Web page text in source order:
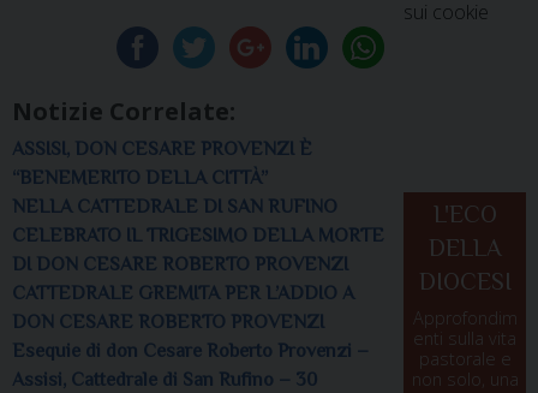
Notizie Correlate:
ASSISI, DON CESARE PROVENZI È
“BENEMERITO DELLA CITTÀ”
NELLA CATTEDRALE DI SAN RUFINO
CELEBRATO IL TRIGESIMO DELLA MORTE
DI DON CESARE ROBERTO PROVENZI
CATTEDRALE GREMITA PER L’ADDIO A
DON CESARE ROBERTO PROVENZI
Esequie di don Cesare Roberto Provenzi –
Assisi, Cattedrale di San Rufino – 30
sui cookie
L'ECO
DELLA
DIOCESI
Approfondim
enti sulla vita
pastorale e
non solo, una